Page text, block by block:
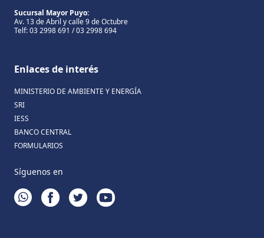
Sucursal Mayor Puyo:
Av. 13 de Abril y calle 9 de Octubre
Telf: 03 2998 691 / 03 2998 694
Enlaces de interés
MINISTERIO DE AMBIENTE Y ENERGÍA
SRI
IESS
BANCO CENTRAL
FORMULARIOS
Síguenos en
WHATSAPPFACEBOOKTWITTERYOUTUBE